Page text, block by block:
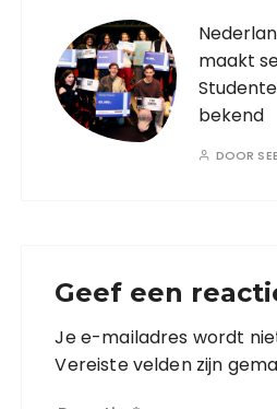
maakt
bekend
DOOR
Geef een
Je e-mailadres wordt
Vereiste velden zijn